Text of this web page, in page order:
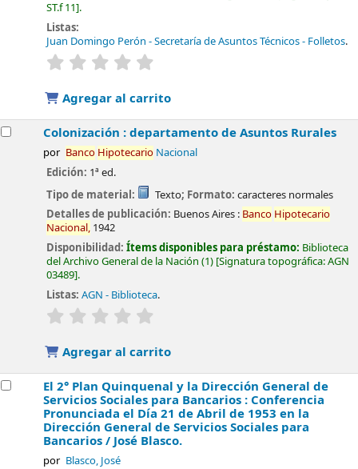
ST.f 11 .
Listas:
Juan Domingo Perón - Secretaría de Asuntos Técnicos - Folletos.
valoración
Agregar al carrito
Colonización : departamento de Asuntos Rurales
por Banco HipotecarioNacional
Edición: 1ª ed.
Tipo de material:
Texto; Formato: caracteres normales
Detalles de publicación: Buenos Aires : Banco Hipotecario
Nacional, 1942
Disponibilidad:Ítems disponibles para préstamo: Biblioteca
del Archivo General de la Nación (1) Signatura topográfica:AGN
03489 .
Listas: AGN - Biblioteca.
valoración
Agregar al carrito
El 2° Plan Quinquenal y la Dirección General de
Servicios Sociales para Bancarios : Conferencia
Pronunciada el Día 21 de Abril de 1953 en la
Dirección General de Servicios Sociales para
Bancarios / José Blasco.
por Blasco, José